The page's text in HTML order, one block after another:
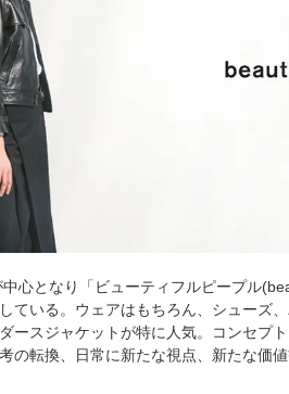
心となり「ビューティフルピープル
ている。ウェアはもちろん、シューズ
ースジャケットが特に人気。コンセプ
の転換、日常に新たな視点、新たな価